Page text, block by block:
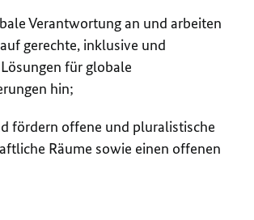
Verantwortung an und arbeiten
gerechte, inklusive und
für globale
hin;
fördern offene und pluralistische
Räume sowie einen offenen